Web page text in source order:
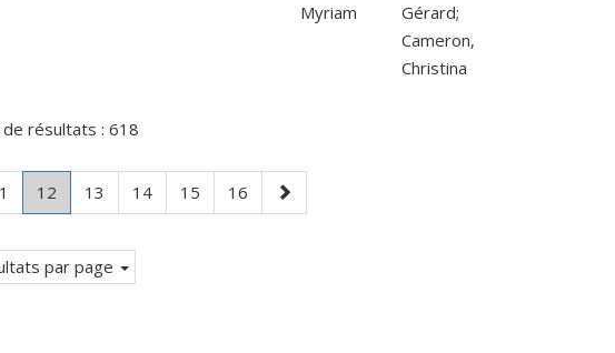
Myriam
Gérard;
Cameron,
Christina
résultats : 618
Page
12.
Page
courante.
Page
13 Page
14 Page
15 Page
16
Page
suivante
par page